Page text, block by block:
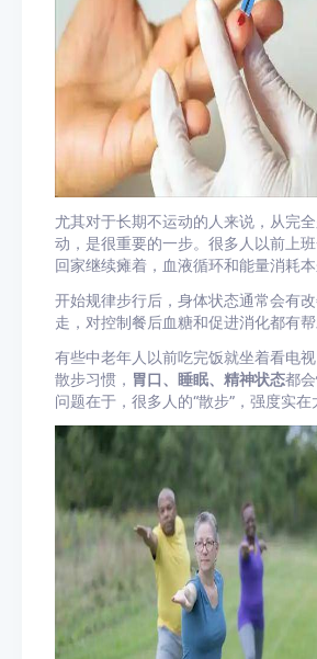
尤其对于长期不运动的人来说，从完
动，是很重要的一步。很多人以前上
回家继续瘫着，血液循环和能量消耗本
开始规律步行后，身体状态通常会有
走，对控制餐后血糖和促进消化都有帮
有些中老年人以前吃完饭就坐着看电
散步习惯， 胃口、睡眠、精神状态都
问题在于，很多人的“散步”，强度实在